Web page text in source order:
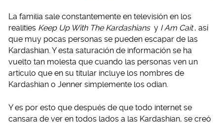
La familia sale constantemente en televisión en los
realities Keep Up With The Kardashians y I Am Cait , así
que muy pocas personas se pueden escapar de las
Kardashian. Y esta saturación de información se ha
vuelto tan molesta que cuando las personas ven un
artículo que en su titular incluye los nombres de
Kardashian o Jenner simplemente los odian.
Y es por esto que después de que todo internet se
cansara de ver en todos lados a las Kardashian, se creó